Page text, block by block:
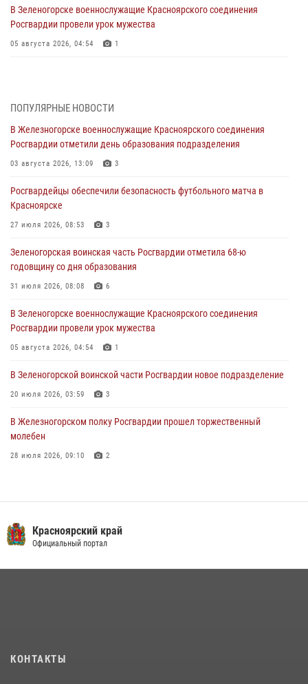
В Зеленогорске военнослужащие Красноярского соединения
Росгвардии провели урок мужества
05 августа 2026, 04:54 1
05 августа 2026, 04:52 1
В Красноярске сотрудники вневедомственной охраны Росгвардии
задержали подозреваемого в серии краж из гипермаркета
04 августа 2026, 09:57
Сотрудники Росгвардии обеспечили общественный порядок во
время проведения экстремального заплыва в Дудинке
04 августа 2026, 08:36
В Красноярске сотрудники Росгвардии задержали подозреваемого
в серии краж из супермаркета
04 августа 2026, 06:50
Военнослужащие Красноярского соединения Росгвардии
познакомили отдыхающих детей с тонкостями РХБ защиты
03 августа 2026, 13:12 2
ПОПУЛЯРНЫЕ НОВОСТИ
В Железногорске военнослужащие Красноярского соединения
Росгвардии отметили день образования подразделения
03 августа 2026, 13:09 3
Росгвардейцы обеспечили безопасность футбольного матча в
Красноярске
27 июля 2026, 08:53 3
Зеленогорская воинская часть Росгвардии отметила 68-ю
годовщину со дня образования
31 июля 2026, 08:08 6
В Зеленогорске военнослужащие Красноярского соединения
Росгвардии провели урок мужества
05 августа 2026, 04:54 1
В Зеленогорской воинской части Росгвардии новое подразделение
20 июля 2026, 03:59 3
В Железногорском полку Росгвардии прошел торжественный
молебен
28 июля 2026, 09:10 2
10 июля 2026, 06:18 4
Военнослужащие Росгвардии железногорской воинской части
Росгвардии получили штатное вооружение
10 июля 2026, 06:21
Красноярский край
Официальный портал
КОНТАКТЫ